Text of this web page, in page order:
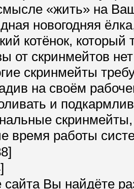
«жить» на
новогодняя
котёнок, который
от скринмейтов
скринмейты
на своём
и
время работы
сайта Вы найдёте